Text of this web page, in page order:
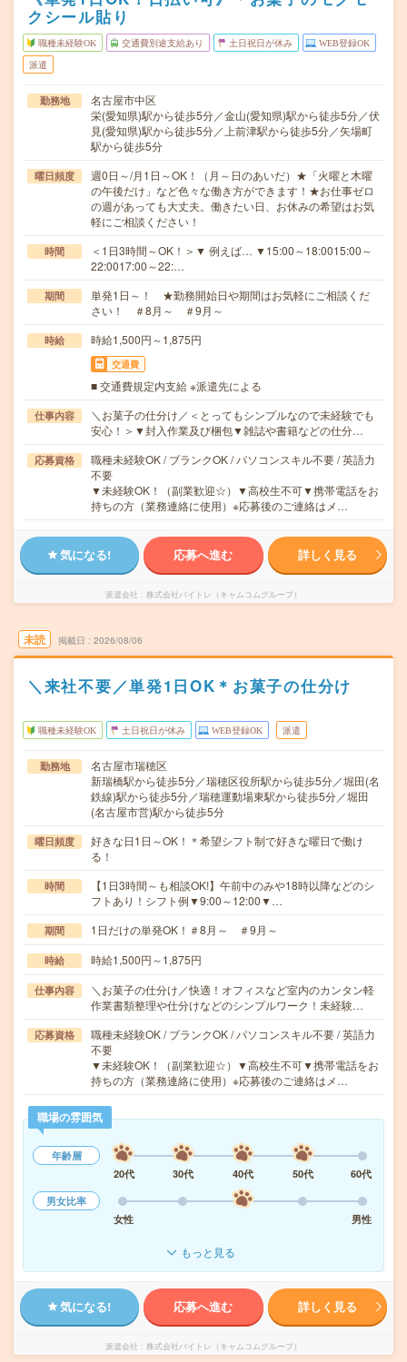
クシール貼り
職種未経験OK 交通費別途支給あり 土日祝日が休み WEB登録OK
派遣
勤務地
名古屋市中区
栄(愛知県)駅から徒歩5分／金山(愛知県)駅から徒歩5分／伏
見(愛知県)駅から徒歩5分／上前津駅から徒歩5分／矢場町
駅から徒歩5分
曜日頻度
週0日～/月1日～OK！（月～日のあいだ）★「火曜と木曜
の午後だけ」など色々な働き方ができます！★お仕事ゼロ
の週があっても大丈夫。働きたい日、お休みの希望はお気
軽にご相談ください！
時間
＜1日3時間～OK！＞▼ 例えば… ▼15:00～18:0015:00～
22:0017:00～22:…
期間
単発1日～！ ★勤務開始日や期間はお気軽にご相談くだ
さい！ ＃8月～ ＃9月～
時給 時給1,500円～1,875円
交通費
■ 交通費規定内支給 ※派遣先による
仕事内容
＼お菓子の仕分け／＜とってもシンプルなので未経験でも
安心！＞▼封入作業及び梱包▼雑誌や書籍などの仕分…
応募資格
職種未経験OK / ブランクOK / パソコンスキル不要 / 英語力
不要
▼未経験OK！（副業歓迎☆）▼高校生不可▼携帯電話をお
持ちの方（業務連絡に使用）※応募後のご連絡はメ…
気になる! 応募へ進む 詳しく見る
派遣会社 株式会社バイトレ（キャムコムグループ）
未読 掲載日 2026/08/06
＼来社不要／単発1日OK＊お菓子の仕分け
職種未経験OK 土日祝日が休み WEB登録OK 派遣
勤務地
名古屋市瑞穂区
新瑞橋駅から徒歩5分／瑞穂区役所駅から徒歩5分／堀田(名
鉄線)駅から徒歩5分／瑞穂運動場東駅から徒歩5分／堀田
(名古屋市営)駅から徒歩5分
曜日頻度
好きな日1日～OK！＊希望シフト制で好きな曜日で働け
る！
時間
【1日3時間～も相談OK!】午前中のみや18時以降などのシ
フトあり！シフト例▼9:00～12:00▼…
期間 1日だけの単発OK！＃8月～ ＃9月～
時給 時給1,500円～1,875円
仕事内容
＼お菓子の仕分け／快適！オフィスなど室内のカンタン軽
作業書類整理や仕分けなどのシンプルワーク！未経験…
応募資格
職種未経験OK / ブランクOK / パソコンスキル不要 / 英語力
不要
▼未経験OK！（副業歓迎☆）▼高校生不可▼携帯電話をお
持ちの方（業務連絡に使用）※応募後のご連絡はメ…
職場の雰囲気
年齢層
20代
30代 40代 50代
60代
男女比率
女性
男性
もっと見る
気になる! 応募へ進む 詳しく見る
派遣会社 株式会社バイトレ（キャムコムグループ）